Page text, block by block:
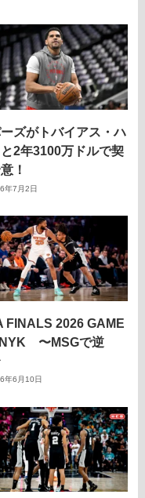
ズがトバイアス・ハ
と2年3100万ドルで契
！
年7月2日
FINALS 2026 GAME
〜MSGで逆
年6月10日